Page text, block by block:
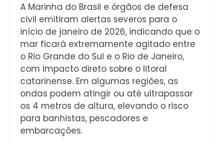
A Marinha do Brasil e órgãos de defesa
civil emitiram alertas severos para o
início de janeiro de 2026, indicando que o
mar ficará extremamente agitado entre
o Rio Grande do Sul e o Rio de Janeiro,
com impacto direto sobre o litoral
catarinense. Em algumas regiões, as
ondas podem atingir ou até ultrapassar
os 4 metros de altura, elevando o risco
para banhistas, pescadores e
embarcações.